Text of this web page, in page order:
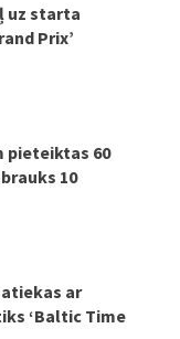
uz starta
Prix’
pieteiktas 60
10
ar
‘Baltic Time